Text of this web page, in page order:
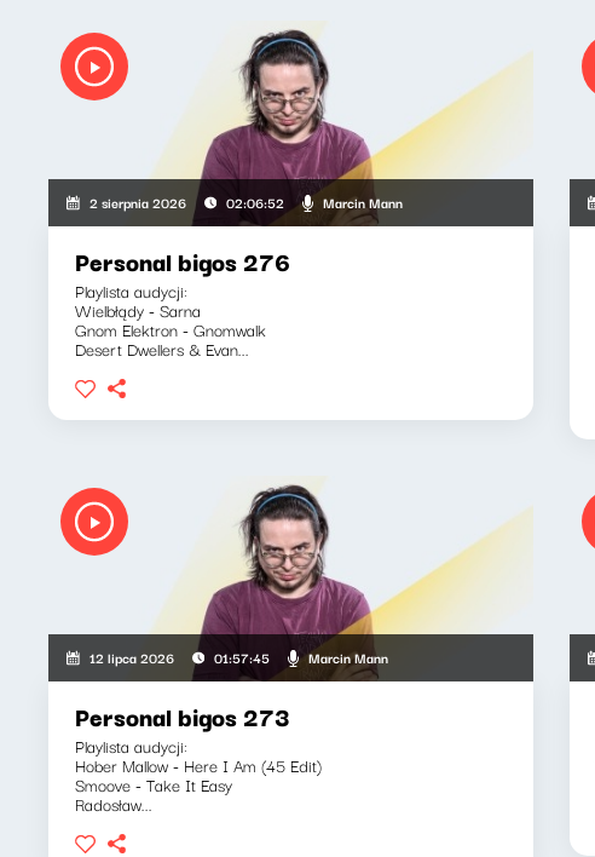
2 sierpnia 2026 02:06:52 Marcin Mann
Personal bigos 276
Playlista audycji:
Wielbłądy - Sarna
Gnom Elektron - Gnomwalk
Desert Dwellers & Evan...
12 lipca 2026 01:57:45 Marcin Mann
Personal bigos 273
Playlista audycji:
Hober Mallow - Here I Am (45 Edit)
Smoove - Take It Easy
Radosław...